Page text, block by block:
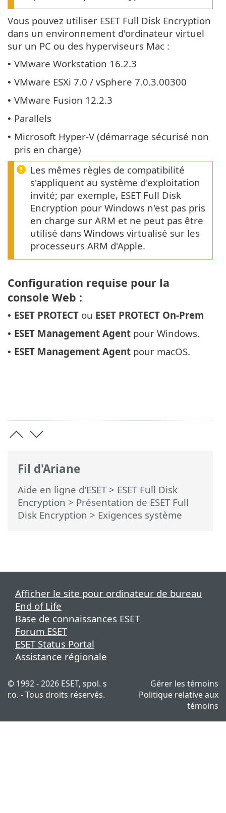
Fil d'Ariane
Aide en ligne d'ESET> ESET Full Disk
Encryption > Présentation de ESET Full
Disk Encryption > Exigences système
Vous pouvez utiliser ESET Full Disk Encryption
dans un environnement d'ordinateur virtuel
sur un PC ou des hyperviseurs Mac :
• VMware Workstation 16.2.3
• VMware ESXi 7.0 / vSphere 7.0.3.00300
• VMware Fusion 12.2.3
• Parallels
• Microsoft Hyper-V (démarrage sécurisé non
pris en charge)
Les mêmes règles de compatibilité
s'appliquent au système d'exploitation
invité; par exemple, ESET Full Disk
Encryption pour Windows n'est pas pris
en charge sur ARM et ne peut pas être
utilisé dans Windows virtualisé sur les
processeurs ARM d'Apple.
Configuration requise pour la
console Web :
• ESET PROTECT ou ESET PROTECT On-Prem
• ESET Management Agent pour Windows.
• ESET Management Agent pour macOS.
Afficher le site pour ordinateur de bureau
End of Life
Base de connaissances ESET
Forum ESET
ESET Status Portal
Assistance régionale
© 1992 - 2026 ESET, spol. s
r.o. - Tous droits réservés.
Gérer les témoins
Politique relative aux
témoins